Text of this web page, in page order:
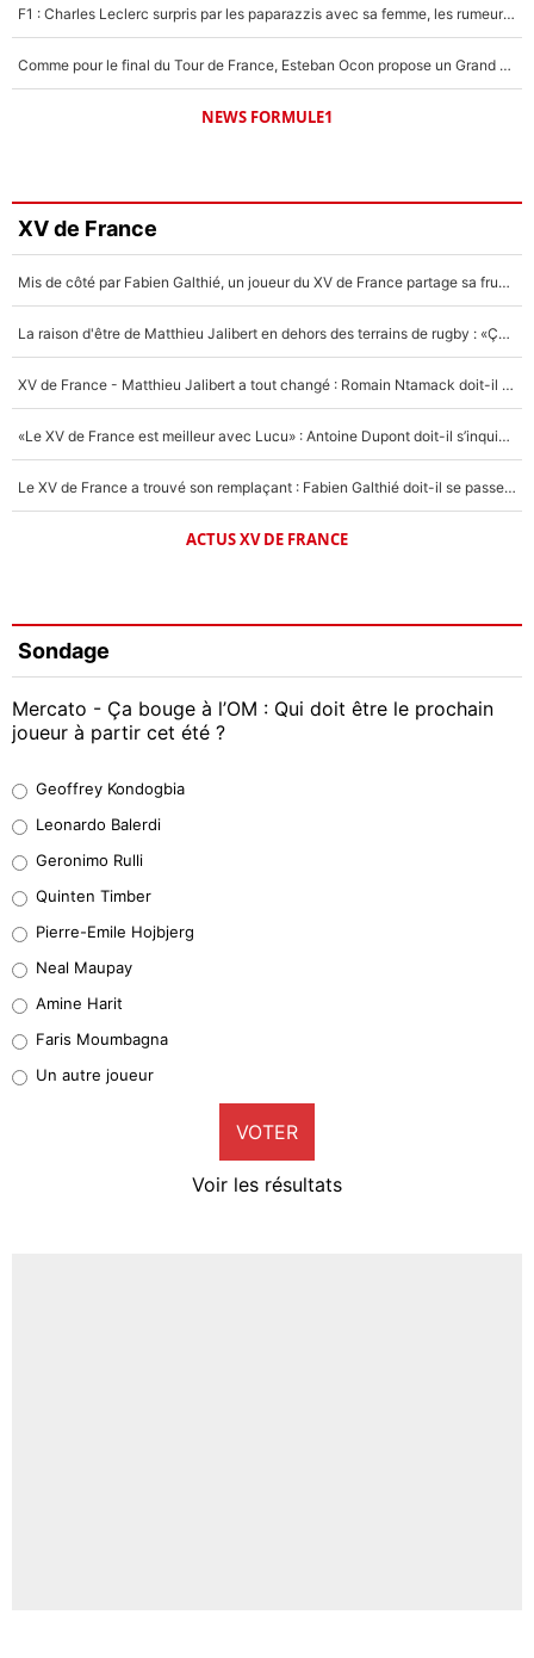
F1 : Charles Leclerc surpris par les paparazzis avec sa femme, les rumeurs étaient vraies !
Comme pour le final du Tour de France, Esteban Ocon propose un Grand Prix de Formule 1 à Paris : «Autour de l’Arc de Triomphe, ce serait génial» !
NEWS FORMULE1
XV de France
Mis de côté par Fabien Galthié, un joueur du XV de France partage sa frustration : «ils ne me l’ont pas dit tout de suite»
La raison d'être de Matthieu Jalibert en dehors des terrains de rugby : «Ça m'atteint autant que si tu touches à un membre de ma famille»
XV de France - Matthieu Jalibert a tout changé : Romain Ntamack doit-il s’inquiéter pour sa place à un an de la Coupe du monde ?
«Le XV de France est meilleur avec Lucu» : Antoine Dupont doit-il s’inquiéter pour sa place ?
Le XV de France a trouvé son remplaçant : Fabien Galthié doit-il se passer d'Antoine Dupont ?
ACTUS XV DE FRANCE
Sondage
Mercato - Ça bouge à l’OM : Qui doit être le prochain
joueur à partir cet été ?
38%
32%
5%
1%
9%
Geoffrey Kondogbia
Leonardo Balerdi
Geronimo Rulli
Quinten Timber
Pierre-Emile Hojbjerg
Neal Maupay
Amine Harit
Faris Moumbagna
Un autre joueur
VOTER
Voir les résultats